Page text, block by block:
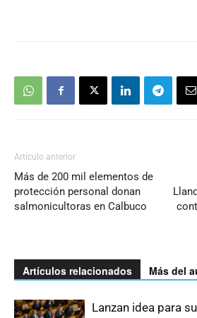
Artículo anterior
Más de 200 mil elementos de
protección personal donan
salmonicultoras en Calbuco
Artículos relacionados Más del
Lanzan idea para